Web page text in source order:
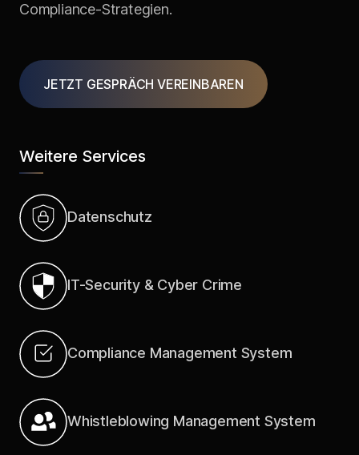
Compliance-Strategien.
JETZT GESPRÄCH VEREINBAREN
Weitere Services
Datenschutz
IT-Security & Cyber Crime
Compliance Management System
Whistleblowing Management System